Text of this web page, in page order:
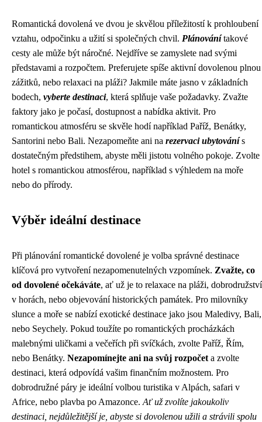
Romantická dovolená ve dvou je skvělou příležitostí k prohloubení
vztahu, odpočinku a užití si společných chvil. Plánovánítakové
cesty ale může být náročné. Nejdříve se zamyslete nad svými
představami a rozpočtem. Preferujete spíše aktivní dovolenou plnou
zážitků, nebo relaxaci na pláži? Jakmile máte jasno v základních
bodech, vyberte destinaci, která splňuje vaše požadavky. Zvažte
faktory jako je počasí, dostupnost a nabídka aktivit. Pro
romantickou atmosféru se skvěle hodí například Paříž, Benátky,
Santorini nebo Bali. Nezapomeňte ani na rezervaci ubytovánís
dostatečným předstihem, abyste měli jistotu volného pokoje. Zvolte
hotel s romantickou atmosférou, například s výhledem na moře
nebo do přírody.
Výběr ideální destinace
Při plánování romantické dovolené je volba správné destinace
klíčová pro vytvoření nezapomenutelných vzpomínek. Zvažte, co
od dovolené očekáváte, ať už je to relaxace na pláži, dobrodružství
v horách, nebo objevování historických památek. Pro milovníky
slunce a moře se nabízí exotické destinace jako jsou Maledivy, Bali,
nebo Seychely. Pokud toužíte po romantických procházkách
malebnými uličkami a večeřích při svíčkách, zvolte Paříž, Řím,
nebo Benátky. Nezapomínejte ani na svůj rozpočet a zvolte
destinaci, která odpovídá vašim finančním možnostem. Pro
dobrodružné páry je ideální volbou turistika v Alpách, safari v
Africe, nebo plavba po Amazonce. Ať už zvolíte jakoukoliv
destinaci, nejdůležitější je, abyste si dovolenou užili a strávili spolu